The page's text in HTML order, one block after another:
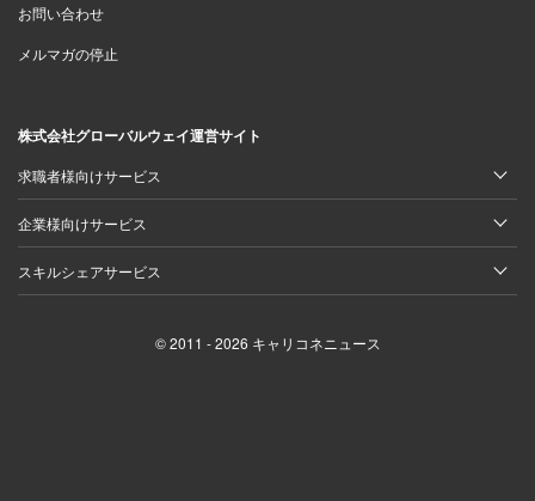
＞＞有名企業の２０代平均年収・実態を見る
＞＞有名企業の３０代平均年収・実態を見る
お問い合わせ
メルマガの停止
株式会社グローバルウェイ運営サイト
求職者様向けサービス
企業様向けサービス
スキルシェアサービス
© 2011 - 2026 キャリコネニュース